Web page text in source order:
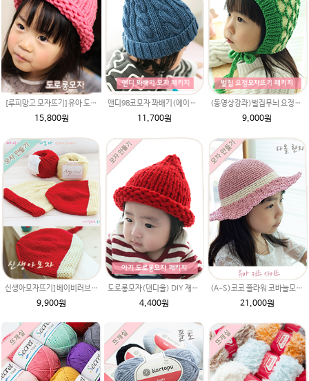
[루피망고 모자뜨기]유아 도로롱모자(발렌타인울 털실) 패키지,도로롱모자뜨기도안+뜨개실2타래,아기모자뜨개질,도로롱모자만들기,도로롱모자뜨는법동영상,루피망고st모자뜨기
15,800원
앤디98코모자 꽈배기(에이미울 98코) 4~8개월 아기모자뜨기 패키지 (앤디모자도안 + 뜨개실 2타래),손뜨개모자,모자DIY,비니모자만들기,유아모자뜨기,아기모자뜨기,꽈배기모자,꽈배기무늬,아기모자뜨개질,모자뜨개질
11,700원
(동영상강좌)벌집무늬 요정모자(울라인45g)패키지/아기모자뜨기/아기모자뜨개질/모자 뜨개질/요정모자뜨기/
9,000원
신생아모자뜨기]베이비러브 유아모자 뜨개실+ 무료도안 패키지 DIY 유아모자DIY뜨기 뜨개질동영상 링크 baby 태교
9,900원
도로롱모자(댄디울) DIY 재료 패키지/아기모자뜨개질,루피망고모자뜨기 스타일,아기도로롱모자도안,아기도로롱모자,도로롱모자뜨기
4,400원
(A-S)코코 플라워 코바늘모자뜨기 다올한지실 코바늘뜨개질, 밀짚모자, 여름챙모자,여름뜨개모자
21,000원